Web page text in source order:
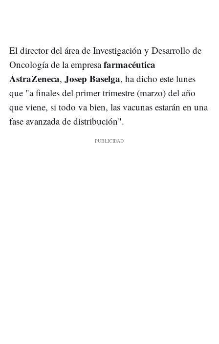
El director del área de Investigación y Desarrollo de
Oncología de la empresafarmacéutica
AstraZeneca, Josep Baselga, ha dicho este lunes
que "a finales del primer trimestre (marzo) del año
que viene, si todo va bien, las vacunas estarán en una
fase avanzada de distribución".